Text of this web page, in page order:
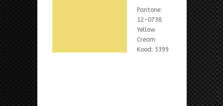
Pantone:
12-0738
Yellow
Cream
Kood: 5399